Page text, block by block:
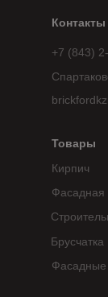
Фасадная
Кирпич
Фасадные
Товары
Контакты
Брусчатка
+7 (843)